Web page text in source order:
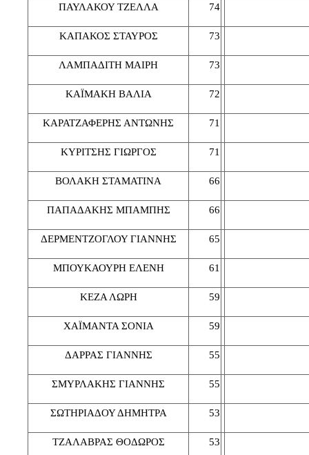
ΠΑΥΛΑΚΟΥ ΤΖΕΛΛΑ 74
ΚΑΠΑΚΟΣ ΣΤΑΥΡΟΣ 73
ΛΑΜΠΑΔΙΤΗ ΜΑΙΡΗ 73
ΚΑΪΜΑΚΗ ΒΑΛΙΑ 72
ΚΑΡΑΤΖΑΦΕΡΗΣ ΑΝΤΩΝΗΣ 71
ΚΥΡΙΤΣΗΣ ΓΙΩΡΓΟΣ 71
ΒΟΛΑΚΗ ΣΤΑΜΑΤΙΝΑ 66
ΠΑΠΑΔΑΚΗΣ ΜΠΑΜΠΗΣ 66
ΔΕΡΜΕΝΤΖΟΓΛΟΥ ΓΙΑΝΝΗΣ 65
ΜΠΟΥΚΑΟΥΡΗ ΕΛΕΝΗ 61
ΚΕΖΑ ΛΩΡΗ 59
ΧΑΪΜΑΝΤΑ ΣΟΝΙΑ 59
ΔΑΡΡΑΣ ΓΙΑΝΝΗΣ 55
ΣΜΥΡΛΑΚΗΣ ΓΙΑΝΝΗΣ 55
ΣΩΤΗΡΙΑΔΟΥ ΔΗΜΗΤΡΑ 53
ΤΖΑΛΑΒΡΑΣ ΘΟΔΩΡΟΣ 53